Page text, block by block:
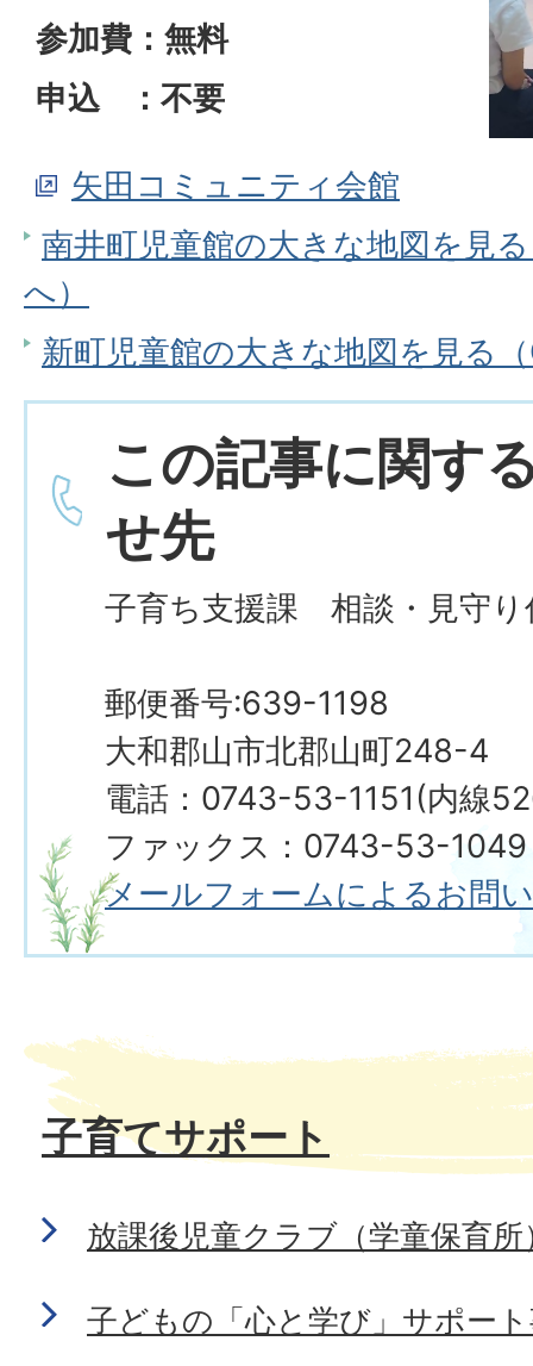
参加費：無料
申込 ：不要
矢田コミュニティ会館
南井町児童館の大きな地図を見
へ）
新町児童館の大きな地図を見る
この記事に関す
せ先
子育ち支援課 相談・見守り
郵便番号:639-1198
大和郡山市北郡山町248-4
電話：0743-53-1151(内線
ファックス：0743-53-1049
メールフォームによるお問
子育てサポート
放課後児童クラブ（学童保育
子どもの「心と学び」サポー